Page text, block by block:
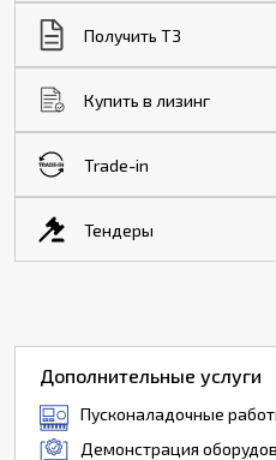
Получить ТЗ
Купить в лизинг
Trade-in
Тендеры
Дополнительные услуги
Пусконаладочные
Демонстрация